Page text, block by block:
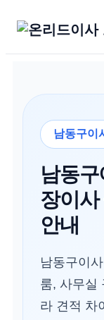
남동구이
남동구
장이사
안내
남동구이
룸, 사무실
라 견적 차